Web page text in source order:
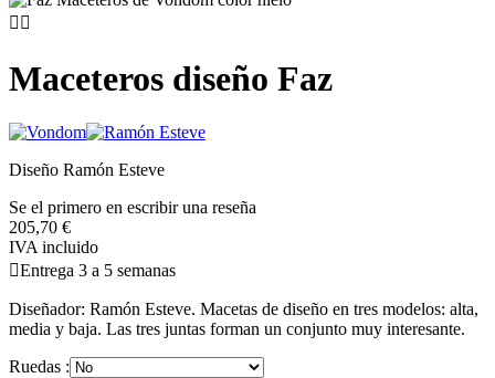
 
Maceteros diseño Faz
Diseño Ramón Esteve
Se el primero en escribir una reseña
205,70 €
IVA incluido
Entrega 3 a 5 semanas
Diseñador: Ramón Esteve. Macetas de diseño en tres modelos: alta,
media y baja. Las tres juntas forman un conjunto muy interesante.
Ruedas :